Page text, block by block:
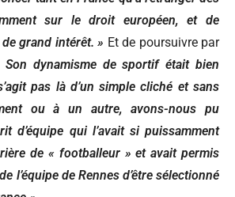
sur le droit européen, et de
grand intérêt. » Et de poursuivre par
Son dynamisme de sportif était bien
pas là d’un simple cliché et sans
ou à un autre, avons-nous pu
d’équipe qui l’avait si puissamment
de « footballeur » et avait permis
l’équipe de Rennes d’être sélectionné